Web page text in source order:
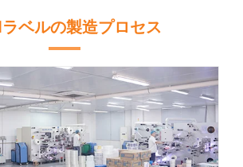
ベルの製造プロセス